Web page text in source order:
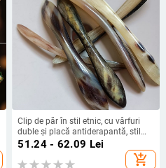
Clip de păr în stil etnic, cu vârfuri
duble și placă antiderapantă, stil
papion, primăvara 2024
51.24 - 62.09 Lei
add_shopping_cart